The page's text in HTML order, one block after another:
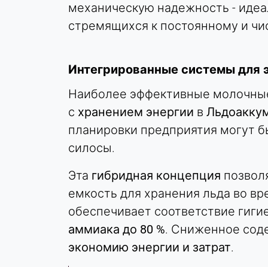
механическую надежность -
стремящихся к постоянному и
Интегрированные системы для
Наиболее эффективные
с хранением энергии в
планировки предприятия могут
силосы.
Эта гибридная концепция
емкость для хранения льда во
обеспечивает соответствие
аммиака до 80 %. Сниженное
экономию энергии и затрат.
Постоянный
_hjAbsoluteSessionInProgress
Provider:
Hotjar Ltd.
Purpose:
пользователей
duration:
Сессия - 1 год